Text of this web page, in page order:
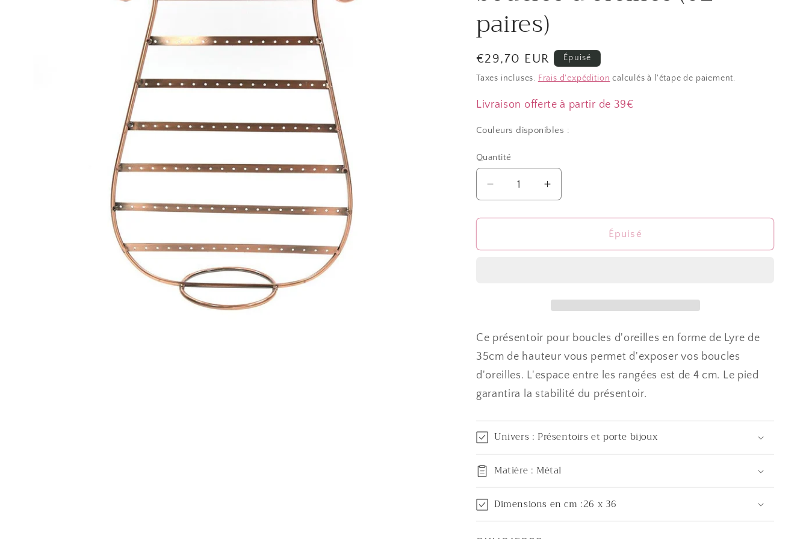
paires)
Prix
habituel
€29,70 EUR Épuisé
Taxes incluses. Frais d'expédition calculés à l'étape de paiement.
Livraison offerte à partir de 39€
Couleurs disponibles :
Quantité
Quantité
Réduire
la
quantité
Présentoirs
Augmenter
la
quantité
Présentoirs
Épuisé
Ce présentoir pour boucles d'oreilles en forme de Lyre de
35cm de hauteur vous permet d'exposer vos boucles
d'oreilles. L'espace entre les rangées est de 4 cm. Le pied
garantira la stabilité du présentoir.
Univers : Présentoirs et porte bijoux
Matière : Métal
Dimensions en cm :26 x 36